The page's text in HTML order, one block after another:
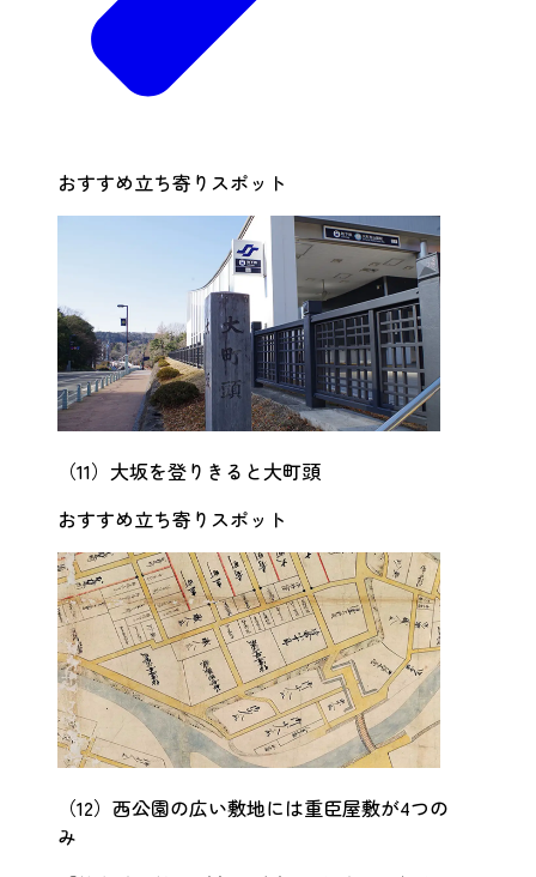
おすすめ立ち寄りスポット
（11）大坂を登りきると大町頭
おすすめ立ち寄りスポット
（12）西公園の広い敷地には重臣屋敷が4つの
み